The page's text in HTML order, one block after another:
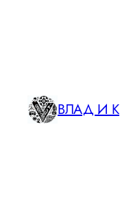
ВЛАД И К